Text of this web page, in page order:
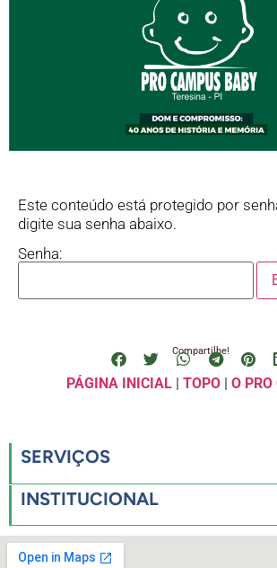
Este conteúdo está protegido por
digite sua senha abaixo.
Senha:
Compartilhe!
PÁGINA INICIAL| TOPO| O
SERVIÇOS
INSTITUCIONAL